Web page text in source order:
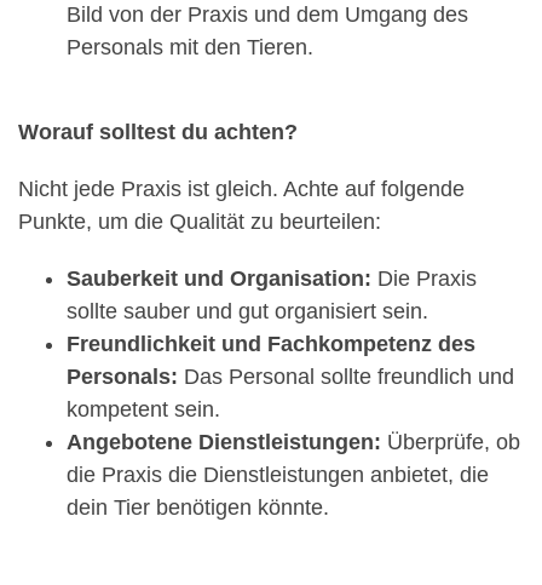
Bild von der Praxis und dem Umgang des
Personals mit den Tieren.
Worauf solltest du achten?
Nicht jede Praxis ist gleich. Achte auf folgende
Punkte, um die Qualität zu beurteilen:
Sauberkeit und Organisation: Die Praxis
sollte sauber und gut organisiert sein.
Freundlichkeit und Fachkompetenz des
Personals: Das Personal sollte freundlich und
kompetent sein.
Angebotene Dienstleistungen: Überprüfe, ob
die Praxis die Dienstleistungen anbietet, die
dein Tier benötigen könnte.